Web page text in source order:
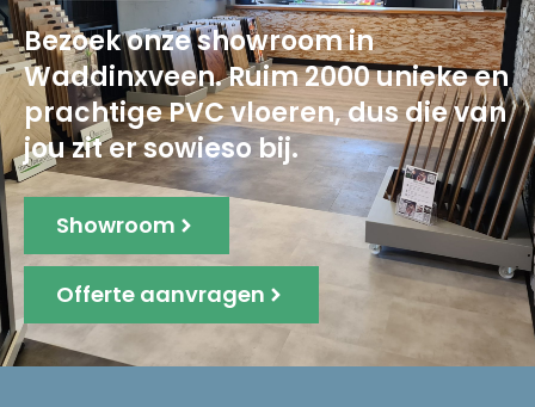
Bezoek onze showroom in
Waddinxveen. Ruim 2000 unieke en
prachtige PVC vloeren, dus die van
jou zit er sowieso bij.
Showroom
Offerte aanvragen